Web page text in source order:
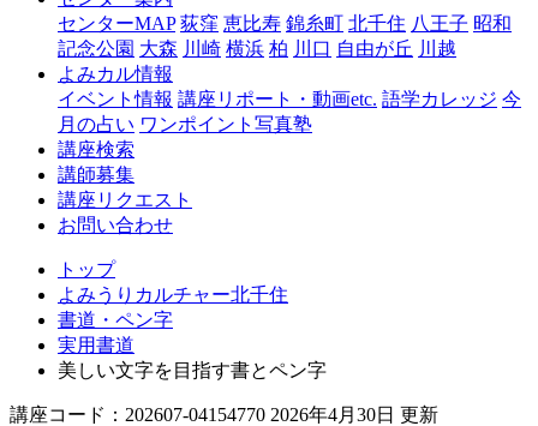
千
センターMAP 荻窪 恵比寿 錦糸町 北千住 八王子 昭和
記念公園 大森 川崎 横浜 柏 川口 自由が丘 川越
よみカル情報
イベント情報 講座リポート・動画etc. 語学カレッジ 今
月の占い ワンポイント写真塾
講座検索
講師募集
講座リクエスト
お問い合わせ
トップ
よみうりカルチャー北千住
書道・ペン字
実用書道
美しい文字を目指す書とペン字
講座コード：202607-04154770 2026年4月30日 更新